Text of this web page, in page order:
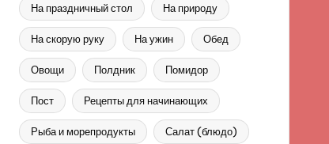
На праздничный стол На природу
На скорую руку На ужин Обед
Овощи Полдник Помидор
Пост Рецепты для начинающих
Рыба и морепродукты Салат (блюдо)